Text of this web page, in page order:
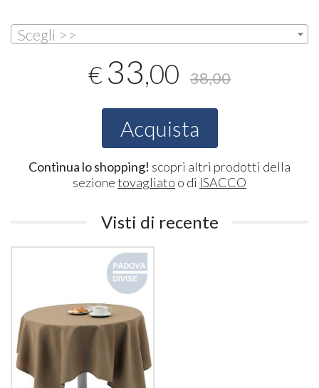
Scegli >>
€ 33,00 38,00
Acquista
Continua lo shopping! scopri altri prodotti della
sezionetovagliato o di ISACCO
Visti di recente